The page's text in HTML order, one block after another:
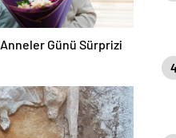
Anneler Günü Sürprizi
4